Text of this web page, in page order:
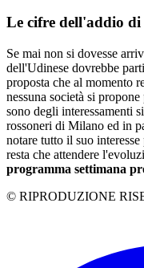
Le cifre dell'addio
Se mai non si dovesse
dell'Udinese dovrebbe
proposta che al momento
nessuna società si
sono degli interessamenti
rossoneri di Milano ed in
notare tutto il suo
resta che attendere
programma settimana
© RIPRODUZIONE